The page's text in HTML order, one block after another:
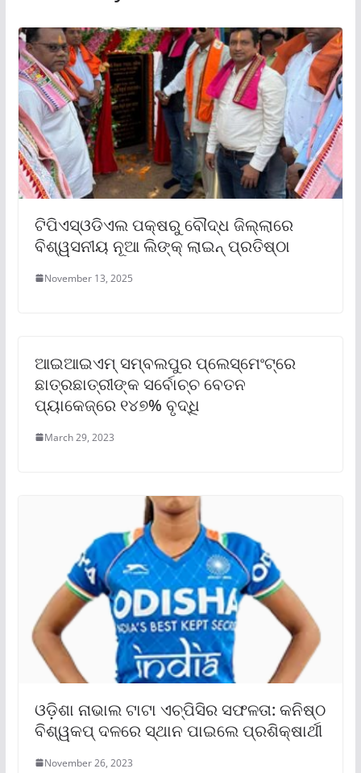
ଟିପିଏସ୍ଓଡିଏଲ ପକ୍ଷରୁ ବୌଦ୍ଧ ଜିଲ୍ଲାରେ
ବିଶ୍ୱସନୀୟ ନୂଆ ଲିଙ୍କ୍ ଲାଇନ୍ ପ୍ରତିଷ୍ଠା
November 13, 2025
ଆଇଆଇଏମ୍ ସମ୍ବଲପୁର ପ୍ଲେସ୍‌ମେଂଟ୍‌ରେ
ଛାତ୍ରଛାତ୍ରୀଙ୍କ ସର୍ବୋଚ୍ଚ ବେତନ
ପ୍ୟାକେଜ୍‌ରେ ୧୪୭% ବୃଦ୍ଧି
March 29, 2023
ଓଡ଼ିଶା ନାଭାଲ ଟାଟା ଏଚ୍‌ପିସିର ସଫଳତା: କନିଷ୍ଠ
ବିଶ୍ୱକପ୍ ଦଳରେ ସ୍ଥାନ ପାଇଲେ ପ୍ରଶିକ୍ଷାର୍ଥୀ
November 26, 2023